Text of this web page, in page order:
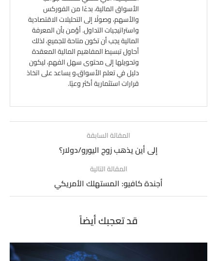
الأسواق المالية، بدءًا من الفوركس
والأسهم، وصولًا إلى التحليلات الاقتصادية
واستراتيجيات التداول. أؤمن بأن المعرفة
المالية يجب أن تكون متاحة للجميع، لذلك
أحاول تبسيط المفاهيم المالية المعقدة
وتحويلها إلى محتوى سهل الفهم، ليكون
دليل في تعلم الأسواق،و يساعد على اتخاذ
قرارات استثمارية أكثر وعيًا.
المقالة السابقة
إلى أين يذهب زوج اليورو/دولار؟
المقالة التالية
أجندة كافيو: المستهلك الأمريكي
قد تعجبك أيضاً